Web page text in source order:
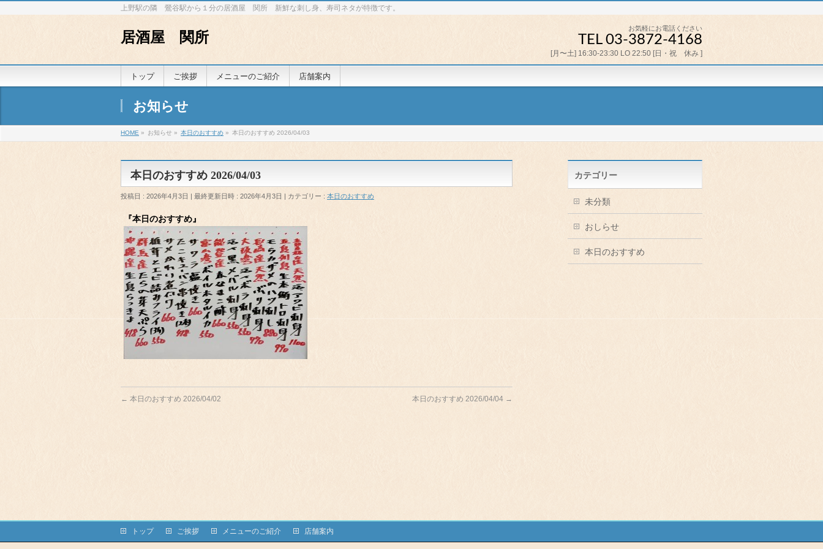
上野駅の隣 鶯谷駅から１分の居酒屋 関所 新鮮な刺し身、寿司ネタが特徴です。
居酒屋 関所
お気軽にお電話ください
TEL 03-3872-4168
[月〜土] 16:30-23:30 LO 22:50 [日・祝 休み ]
トップ ご挨拶 メニューのご紹介 店舗案内
お知らせ
HOME » お知らせ » 本日のおすすめ » 本日のおすすめ 2026/04/03
本日のおすすめ 2026/04/03
投稿日 : 2026年4月3日 最終更新日時 : 2026年4月3日 カテゴリー : 本日のおすすめ
『本日のおすすめ』
← 本日のおすすめ 2026/04/02 本日のおすすめ 2026/04/04 →
カテゴリー
未分類
おしらせ
本日のおすすめ
トップ ご挨拶 メニューのご紹介 店舗案内